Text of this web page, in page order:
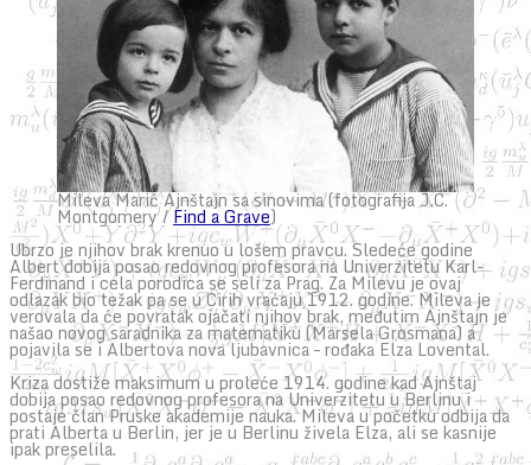
Mileva Marić Ajnštajn sa sinovima (fotografija J.C.
Montgomery /Find a Grave)
Ubrzo je njihov brak krenuo u lošem pravcu. Sledeće godine
Albert dobija posao redovnog profesora na Univerzitetu Karl-
Ferdinand i cela porodica se seli za Prag. Za Milevu je ovaj
odlazak bio težak pa se u Cirih vraćaju 1912. godine. Mileva je
verovala da će povratak ojačati njihov brak, međutim Ajnštajn je
našao novog saradnika za matematiku (Marsela Grosmana) a
pojavila se i Albertova nova ljubavnica – rođaka Elza Lovental.
Kriza dostiže maksimum u proleće 1914. godine kad Ajnštaj
dobija posao redovnog profesora na Univerzitetu u Berlinu i
postaje član Pruske akademije nauka. Mileva u početku odbija da
prati Alberta u Berlin, jer je u Berlinu živela Elza, ali se kasnije
ipak preselila.